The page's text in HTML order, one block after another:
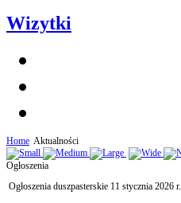
Wizytki
Home Aktualności
Ogłoszenia
Ogłoszenia duszpasterskie 11 stycznia 2026 r.